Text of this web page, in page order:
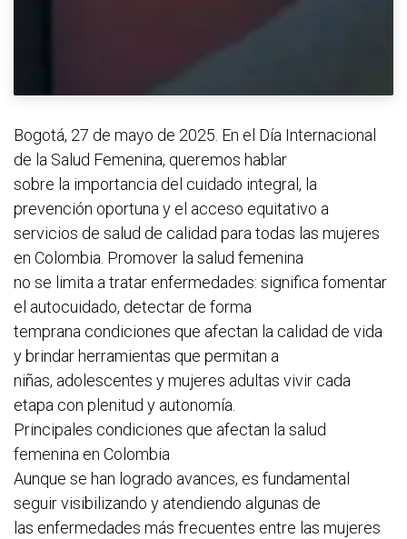
Bogotá, 27 de mayo de 2025. En el Día Internacional
de la Salud Femenina, queremos hablar
sobre la importancia del cuidado integral, la
prevención oportuna y el acceso equitativo a
servicios de salud de calidad para todas las mujeres
en Colombia. Promover la salud femenina
no se limita a tratar enfermedades: significa fomentar
el autocuidado, detectar de forma
temprana condiciones que afectan la calidad de vida
y brindar herramientas que permitan a
niñas, adolescentes y mujeres adultas vivir cada
etapa con plenitud y autonomía.
Principales condiciones que afectan la salud
femenina en Colombia
Aunque se han logrado avances, es fundamental
seguir visibilizando y atendiendo algunas de
las enfermedades más frecuentes entre las mujeres